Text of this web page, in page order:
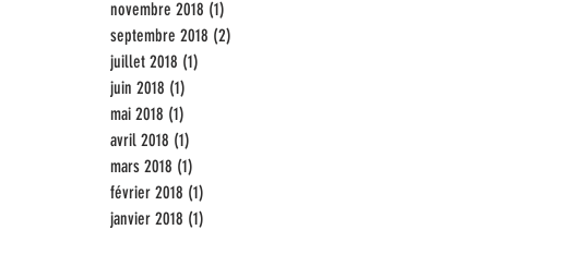
novembre 2018 (1)
septembre 2018 (2)
juillet 2018 (1)
juin 2018 (1)
mai 2018 (1)
avril 2018 (1)
mars 2018 (1)
février 2018 (1)
janvier 2018 (1)